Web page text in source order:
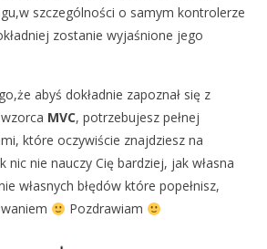
szczególności o samym kontrolerze
zostanie wyjaśnione jego
abyś dokładnie zapoznał się z
MVC, potrzebujesz pełnej
które oczywiście znajdziesz na
nic nie nauczy Cię bardziej, jak własna
własnych błędów które popełnisz,
Pozdrawiam